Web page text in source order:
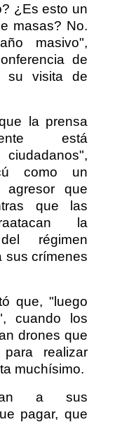
¿Es esto un
masas? No.
masivo",
de
su visita de
la prensa
está
como un
que
que las
la
régimen
sus crímenes
que, "luego
cuando los
drones que
realizar
muchísimo.
a sus
pagar, que